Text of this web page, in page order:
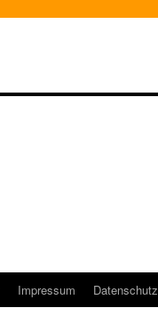
Impressum Datenschutz